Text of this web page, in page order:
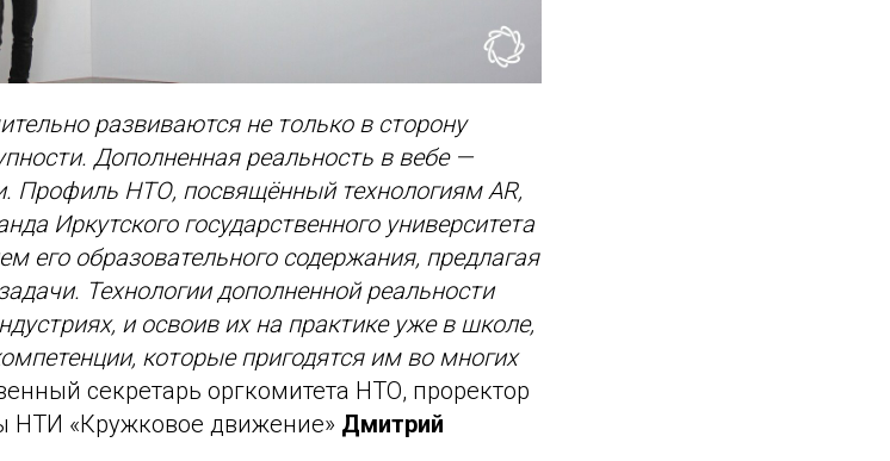
развиваются не только в сторону
Дополненная реальность в вебе —
Профиль НТО, посвящённый технологиям AR,
Иркутского государственного университета
его образовательного содержания, предлагая
Технологии дополненной реальности
и освоив их на практике уже в школе,
которые пригодятся им во многих
секретарь оргкомитета НТО, проректор
НТИ «Кружковое движение» Дмитрий